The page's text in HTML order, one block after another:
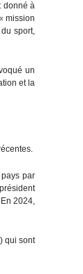
donné à
mission
sport,
un
et la
par
2024,
qui sont